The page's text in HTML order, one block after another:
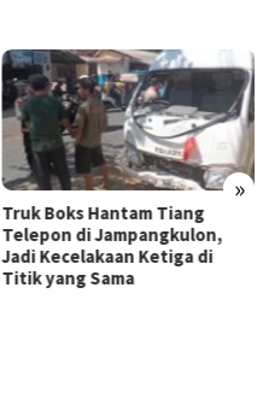
»
Truk Boks Hantam Tiang
Telepon di Jampangkulon,
Jadi Kecelakaan Ketiga di
Titik yang Sama